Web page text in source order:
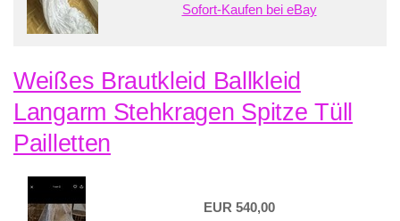
Sofort-Kaufen bei eBay
Weißes Brautkleid Ballkleid
Langarm Stehkragen Spitze Tüll
Pailletten
EUR 540,00